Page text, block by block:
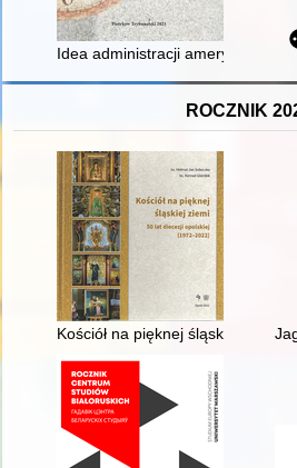
Idea administracji amerykańskiej
ROCZNIK
Kościół na pięknej śląskiej ziemi